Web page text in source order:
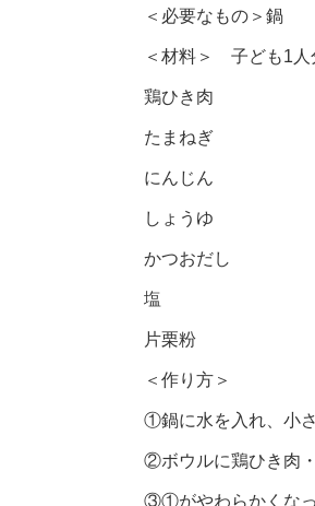
＜必要なもの＞鍋
＜材料＞ 子ども1人
鶏ひき肉
たまねぎ
にんじ
しょうゆ
かつおだ
塩
片栗粉
＜作り方＞
①鍋に水を入れ、小
②ボウルに鶏ひき肉
③①がやわらかくなっ